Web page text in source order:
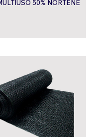
50% NORTENE